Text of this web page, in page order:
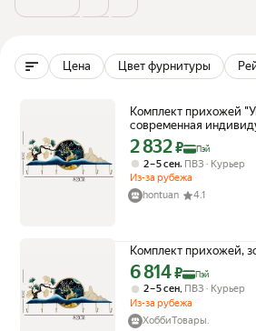
Цена Цвет фурнитуры
Комплект прихожей
современная
золотой
Цена с картой Яндекс
2 832₽ Пэй
2 – 5 сен, ПВЗ
Курьер
Из-за рубежа
hontuan
4.1
Комплект прихожей,
Цена с картой Яндекс
6 814₽ Пэй
2 – 5 сен, ПВЗ
Курьер
Из-за рубежа
ХоббиТовары.